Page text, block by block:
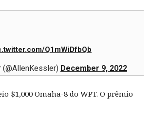
Q1mWiDfbQb
December 9, 2022
$1,000 Omaha-8 do WPT. O prêmio